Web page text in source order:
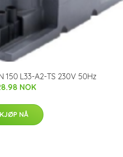
150 L33-A2-TS 230V 50Hz
NOK
KJØP NÅ